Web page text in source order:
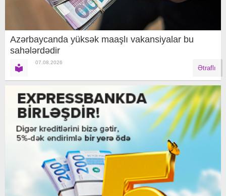
Azərbaycanda yüksək maaşlı vakansiyalar bu
sahələrdədir
07.08.2026
Ətraflı